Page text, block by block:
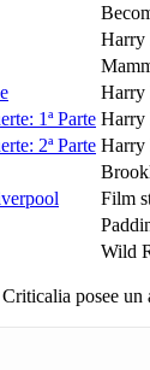
Harry
Harry
1ª Parte Harry
2ª Parte Harry
Film
Wild
posee un